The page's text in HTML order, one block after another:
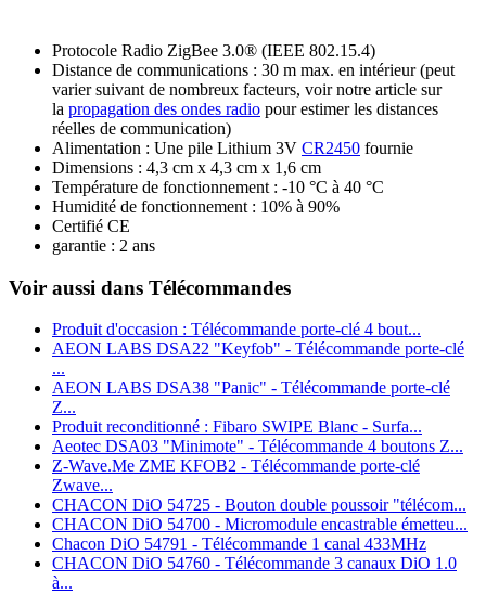
Protocole Radio ZigBee 3.0® (IEEE 802.15.4)
Distance de communications : 30 m max. en intérieur (peut
varier suivant de nombreux facteurs, voir notre article sur
la propagation des ondes radio pour estimer les distances
réelles de communication)
Alimentation : Une pile Lithium 3V CR2450 fournie
Dimensions : 4,3 cm x 4,3 cm x 1,6 cm
Température de fonctionnement : -10 °C à 40 °C
Humidité de fonctionnement : 10% à 90%
Certifié CE
garantie : 2 ans
Voir aussi dans Télécommandes
Produit d'occasion : Télécommande porte-clé 4 bout...
AEON LABS DSA22 "Keyfob" - Télécommande porte-clé
...
AEON LABS DSA38 "Panic" - Télécommande porte-clé
Z...
Produit reconditionné : Fibaro SWIPE Blanc - Surfa...
Aeotec DSA03 "Minimote" - Télécommande 4 boutons Z...
Z-Wave.Me ZME KFOB2 - Télécommande porte-clé
Zwave...
CHACON DiO 54725 - Bouton double poussoir "télécom...
CHACON DiO 54700 - Micromodule encastrable émetteu...
Chacon DiO 54791 - Télécommande 1 canal 433MHz
CHACON DiO 54760 - Télécommande 3 canaux DiO 1.0
à...